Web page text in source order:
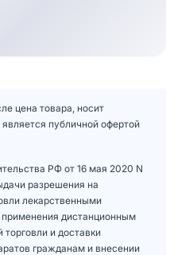
цена товара, носит
публичной офертой
РФ от 16 мая 2020 N
разрешения на
лекарственными
дистанционным
и доставки
гражданам и внесении